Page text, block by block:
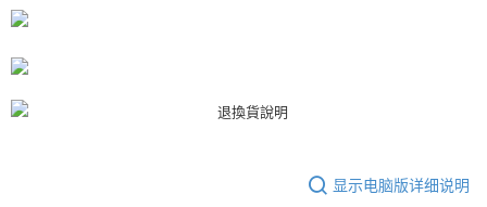
之上限額度
3. 目前僅支援台灣會員
三、聲明條款
「AFTEE先享後付」(下稱本服務)乃由恩沛科技股份有限公司(下稱 AFTEE )
AFTEE 於本服務必要服務範圍內運用。關於 AFTEE 對於個人資料之蒐集、
海外宅配
显示电脑版详细说明